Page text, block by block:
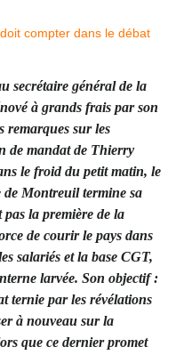
secrétaire général de la
à grands frais par son
remarques sur les
de mandat de Thierry
le froid du petit matin, le
Montreuil termine sa
pas la première de la
de courir le pays dans
salariés et la base CGT,
larvée. Son objectif :
ternie par les révélations
à nouveau sur la
que ce dernier promet